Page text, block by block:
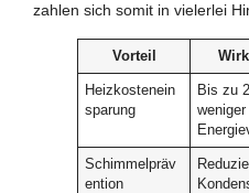
zahlen sich somit in vielerlei
Vorteil
Heizkostenein
sparung
Bis zu
weniger
Schimmelpräv
ention